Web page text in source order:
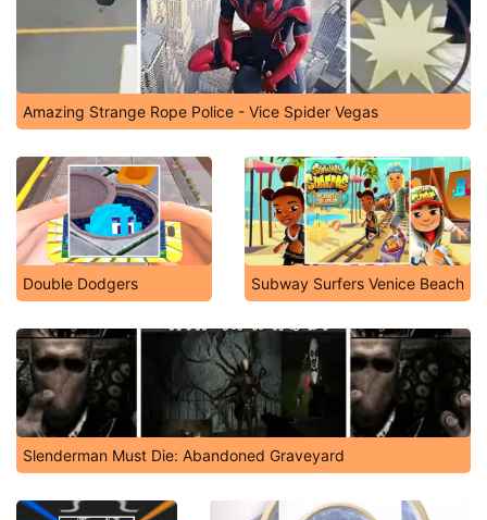
Amazing Strange Rope Police - Vice Spider Vegas
Double Dodgers Subway Surfers Venice Beach
Slenderman Must Die: Abandoned Graveyard